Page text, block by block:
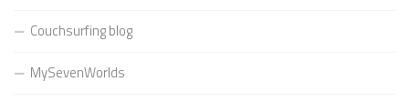
Couchsurfing blog
MySevenWorlds